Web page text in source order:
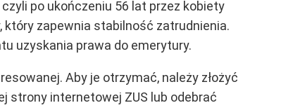
po ukończeniu 56 lat przez kobiety
który zapewnia stabilność zatrudnienia.
uzyskania prawa do emerytury.
Aby je otrzymać, należy złożyć
strony internetowej ZUS lub odebrać